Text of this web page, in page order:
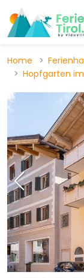
Home
Hopfgarten